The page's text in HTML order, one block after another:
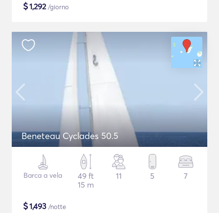
$1,292/giorno
Beneteau Cyclades 50.5
Barca a vela
49 ft
15 m
11 5 7
$1,493 /notte